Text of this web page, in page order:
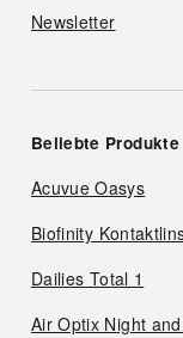
Newsletter
Beliebte Produkte
Acuvue Oasys
Biofinity
Dailies Total 1
Air Optix Night